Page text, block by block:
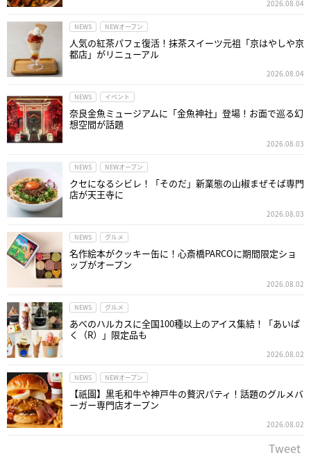
2026.08.04
NEWS NEWオープン
人気の紅茶パフェ復活！抹茶スイーツ元祖「京はやしや京
都店」がリニューアル
2026.08.04
NEWS イベント
奈良金魚ミュージアムに「金魚神社」登場！お面で巡る幻
想空間が話題
2026.08.03
NEWS NEWオープン
クセになるシビレ！「そのだ」新業態の山椒まぜそば専門
店が天王寺に
2026.08.03
NEWS グルメ
名作絵本がクッキー缶に！心斎橋PARCOに期間限定ショ
ップがオープン
2026.08.02
NEWS グルメ
あべのハルカスに全国100種以上のアイス集結！「あいぱ
く（R）」限定品も
2026.08.02
NEWS NEWオープン
【祇園】黒毛和牛や神戸牛の贅沢パティ！話題のグルメバ
ーガー専門店オープン
2026.08.02
Tweet